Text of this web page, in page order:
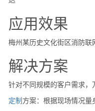
应用效果
梅州某历史文化街区消防联
解决方案
针对不同规模的客户需求，
定制 方案：根据现场情况量